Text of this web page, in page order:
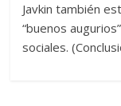
Javkin también
“buenos
sociales.